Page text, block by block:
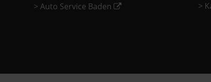
> Auto Service Baden
>